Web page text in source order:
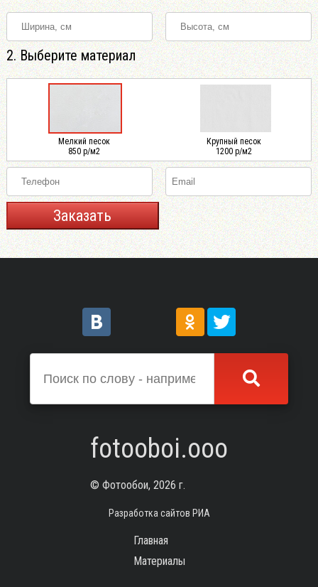
2. Выберите материал
Мелкий песок
850 р/м2
Крупный песок
1200 р/м2
Заказать
fotooboi.ooo
© Фотообои, 2026 г.
Разработка сайтов РИА
Главная
Материалы